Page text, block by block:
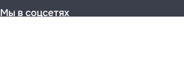
Мы в соцсетях